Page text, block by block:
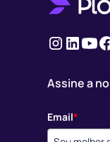
Instagram
Linkedin
Assine a
Email*